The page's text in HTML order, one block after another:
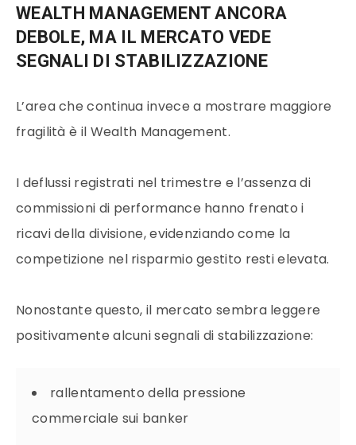
WEALTH MANAGEMENT ANCORA
DEBOLE, MA IL MERCATO VEDE
SEGNALI DI STABILIZZAZIONE
L’area che continua invece a mostrare maggiore
fragilità è il Wealth Management.
I deflussi registrati nel trimestre e l’assenza di
commissioni di performance hanno frenato i
ricavi della divisione, evidenziando come la
competizione nel risparmio gestito resti elevata.
Nonostante questo, il mercato sembra leggere
positivamente alcuni segnali di stabilizzazione:
rallentamento della pressione
commerciale sui banker